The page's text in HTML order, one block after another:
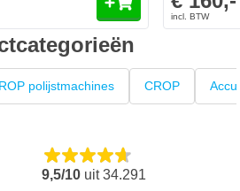
polijstmachines CROP
9,5/10 uit34.291